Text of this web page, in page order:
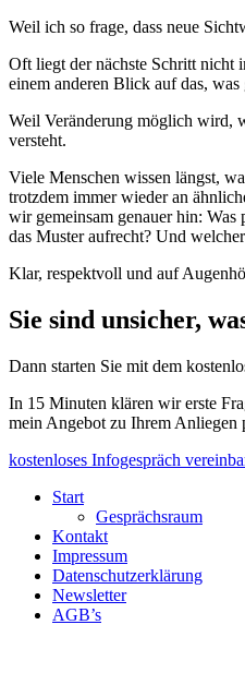
Weil ich so frage, dass neue
Oft liegt der nächste Schritt nicht
einem anderen Blick auf das, was
Weil Veränderung möglich wird,
versteht.
Viele Menschen wissen längst,
trotzdem immer wieder an
wir gemeinsam genauer hin: Was
das Muster aufrecht? Und
Klar, respektvoll und auf
Sie sind unsicher,
Dann starten Sie mit dem
In 15 Minuten klären wir erste
mein Angebot zu Ihrem Anliegen
kostenloses Infogespräch
Start
Gesprächsraum
Kontakt
Impressum
Datenschutzerklärung
Newsletter
AGB’s